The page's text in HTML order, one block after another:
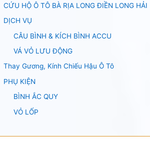
CỨU HỘ Ô TÔ BÀ RỊA LONG ĐIỀN LONG HẢI
DỊCH VỤ
CÂU BÌNH & KÍCH BÌNH ACCU
VÁ VỎ LƯU ĐỘNG
Thay Gương, Kính Chiếu Hậu Ô Tô
PHỤ KIỆN
BÌNH ẮC QUY
VỎ LỐP